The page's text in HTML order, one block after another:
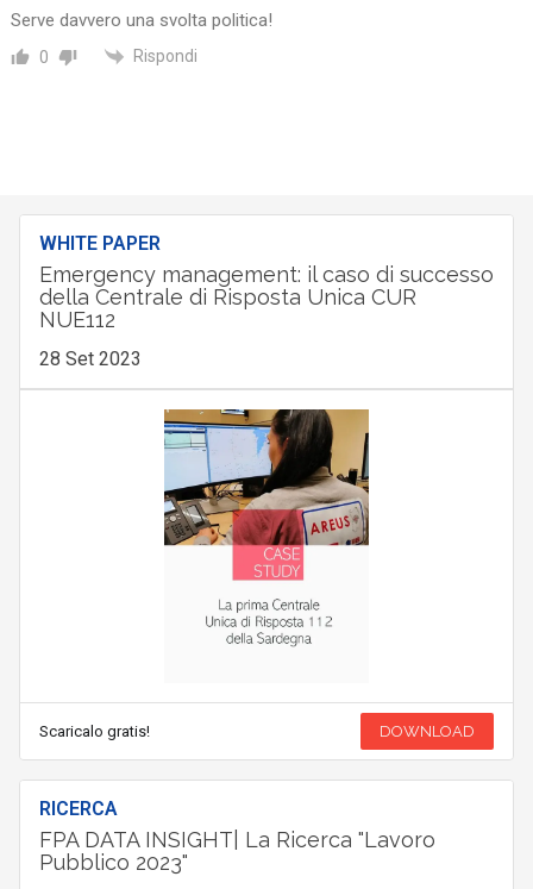
Serve davvero una svolta politica!
0 Rispondi
WHITE PAPER
Emergency management: il caso di successo
della Centrale di Risposta Unica CUR
NUE112
28 Set 2023
Scaricalo gratis! DOWNLOAD
RICERCA
FPA DATA INSIGHT| La Ricerca "Lavoro
Pubblico 2023"